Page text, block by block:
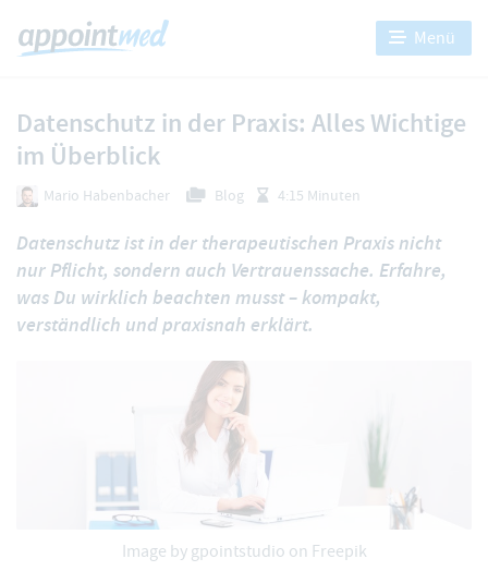
Menü
Datenschutz in der Praxis: Alles Wichtige
im Überblick
Mario Habenbacher Blog 4:15 Minuten
Datenschutz ist in der therapeutischen Praxis nicht
nur Pflicht, sondern auch Vertrauenssache. Erfahre,
was Du wirklich beachten musst – kompakt,
verständlich und praxisnah erklärt.
Image by gpointstudio on Freepik